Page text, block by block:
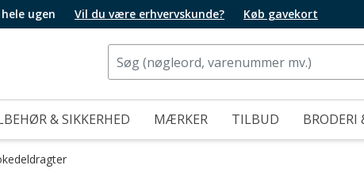
ugen Vil du være erhvervskunde? Køb gavekort
& SIKKERHED MÆRKER TILBUD BRODERI